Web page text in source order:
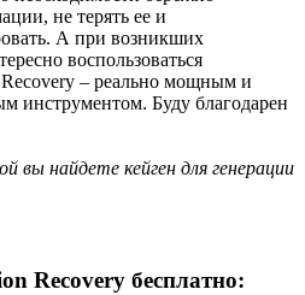
не терять ее и
А при возникших
воспользоваться
– реально мощным и
инструментом. Буду благодарен
вы найдете кейген для генерации
Recovery бесплатно: